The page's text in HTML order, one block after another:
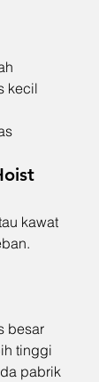
kecil
kawat
besar
tinggi
pabrik